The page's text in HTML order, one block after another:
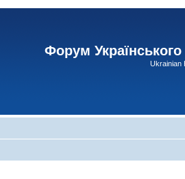
Форум
Ukrainian